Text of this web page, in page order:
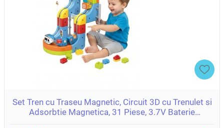
Set Tren cu Traseu Magnetic, Circuit 3D cu Trenulet si
Adsorbtie Magnetica, 31 Piese, 3.7V Baterie